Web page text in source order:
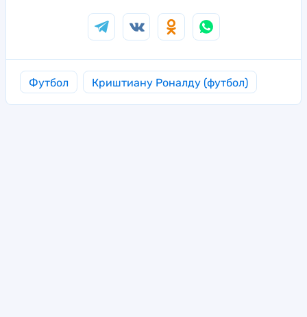
Футбол Криштиану Роналду (футбол)